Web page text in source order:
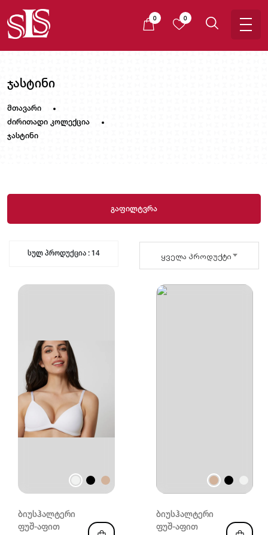
0 0
ჯასტინი
მთავარი
ძირითადი კოლექცია
ჯასტინი
გაფილტვრა
სულ პროდუქცია : 14 ყველა პროდუქტი
ბიუსჰალტერი
ფუშ-აფით
ბიუსჰალტერი
ფუშ-აფით